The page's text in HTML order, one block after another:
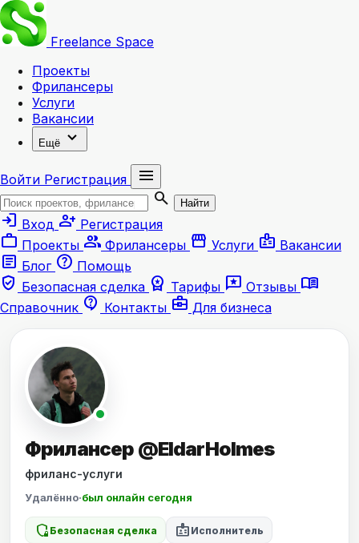
Freelance Space
Проекты
Фрилансеры
Услуги
Вакансии
Ещё expand_more
Войти Регистрация
menu
search
Найти
login Вход person_add Регистрация
work Проекты group Фрилансеры storefront Услуги badge Вакансии
article Блог help Помощь
verified_user Безопасная сделка workspace_premium Тарифы reviews Отзывы menu_book
Справочник contact_support Контакты business_center Для бизнеса
Фрилансер @EldarHolmes
фриланс-услуги
Удалённо·был онлайн сегодня
shield_locked Безопасная сделка badge Исполнитель